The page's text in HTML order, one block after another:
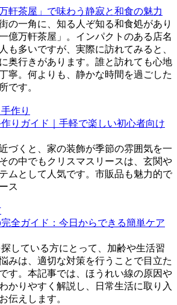
軒茶屋」で味わう静寂と和食の魅力
の一角に、知る人ぞ知る和食処があり
億万軒茶屋」。インパクトのある店名
も多いですが、実際に訪れてみると、
奥行きがあります。誰と訪れても心地
寧。何よりも、静かな時間を過ごした
です。
りガイド｜手軽で楽しい初心者向け
づくと、家の装飾が季節の雰囲気を一
の中でもクリスマスリースは、玄関や
ムとして人気です。市販品も魅力的で
ス
全ガイド：今日からできる簡単ケア
している方にとって、加齢や生活習
みは、適切な対策を行うことで目立た
す。本記事では、ほうれい線の原因や
かりやすく解説し、日常生活に取り入
伝えします。